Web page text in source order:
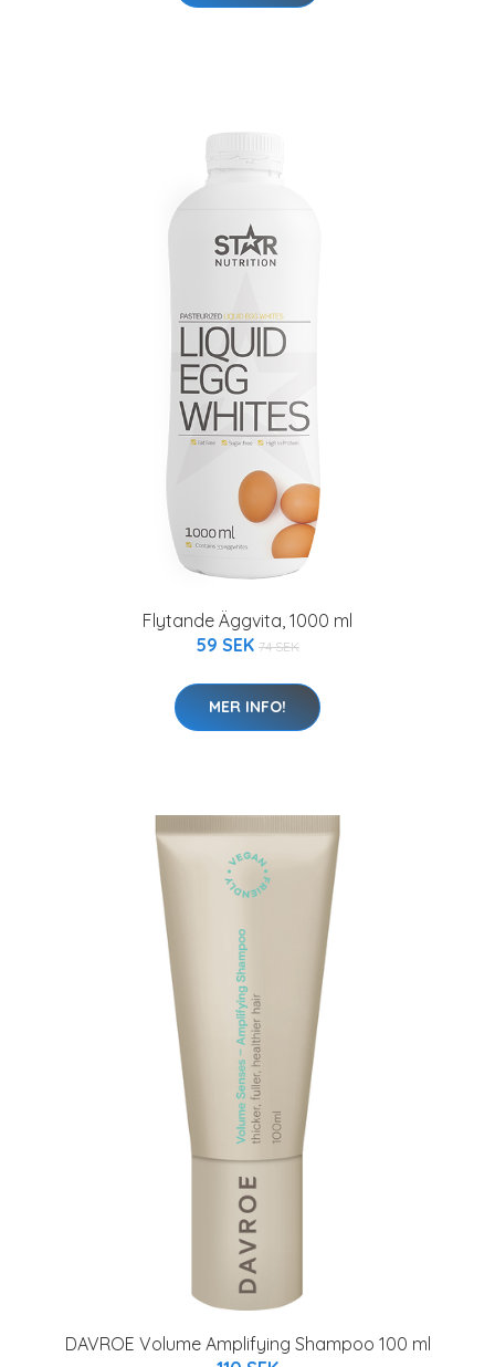
Flytande Äggvita, 1000 ml
59 SEK 74 SEK
MER INFO!
DAVROE Volume Amplifying Shampoo 100 ml